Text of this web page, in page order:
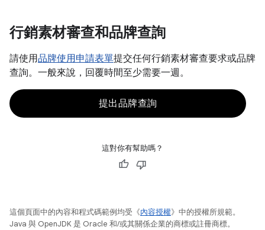
行銷素材審查和品牌查詢
請使用品牌使用申請表單提交任何行銷素材審查要求或品牌
查詢。一般來說，回覆時間至少需要一週。
提出品牌查詢
這對你有幫助嗎？
這個頁面中的內容和程式碼範例均受《內容授權》中的授權所規範。
Java 與 OpenJDK 是 Oracle 和/或其關係企業的商標或註冊商標。